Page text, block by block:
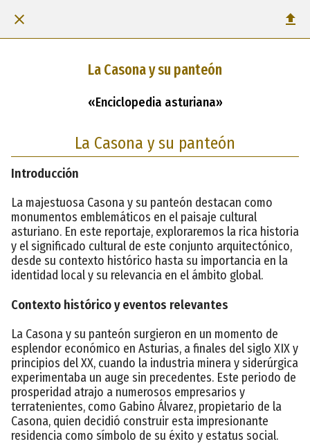
La Casona y su panteón
«Enciclopedia asturiana»
La Casona y su panteón
Introducción
La majestuosa Casona y su panteón destacan como
monumentos emblemáticos en el paisaje cultural
asturiano. En este reportaje, exploraremos la rica historia
y el significado cultural de este conjunto arquitectónico,
desde su contexto histórico hasta su importancia en la
identidad local y su relevancia en el ámbito global.
Contexto histórico y eventos relevantes
La Casona y su panteón surgieron en un momento de
esplendor económico en Asturias, a finales del siglo XIX y
principios del XX, cuando la industria minera y siderúrgica
experimentaba un auge sin precedentes. Este periodo de
prosperidad atrajo a numerosos empresarios y
terratenientes, como Gabino Álvarez, propietario de la
Casona, quien decidió construir esta impresionante
residencia como símbolo de su éxito y estatus social.